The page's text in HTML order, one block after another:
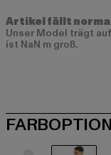
Artikel fällt
Unser Model trägt
ist NaN m groß.